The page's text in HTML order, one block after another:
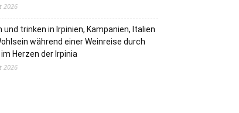
2026
und trinken in Irpinien, Kampanien, Italien
während einer Weinreise durch
Herzen der Irpinia
2026